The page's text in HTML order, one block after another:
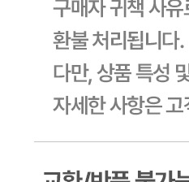
... 🛒 🛒 🛒
일반스낵.강냉이.씨리얼 BEST
판매자 정보
판매자 상호
CJ프레시웨이
사업장 소재지
타) 씨제이프레시웨이